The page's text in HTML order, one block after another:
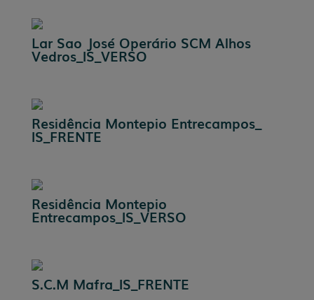
Lar Sao José Operário SCM Alhos
Vedros_IS_VERSO
Residência Montepio Entrecampos_
IS_FRENTE
Residência Montepio
Entrecampos_IS_VERSO
S.C.M Mafra_IS_FRENTE